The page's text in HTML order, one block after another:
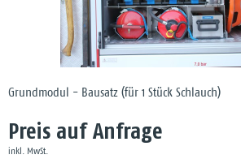
Grundmodul - Bausatz (für 1 Stück Schlauch)
Preis auf Anfrage
inkl. MwSt.